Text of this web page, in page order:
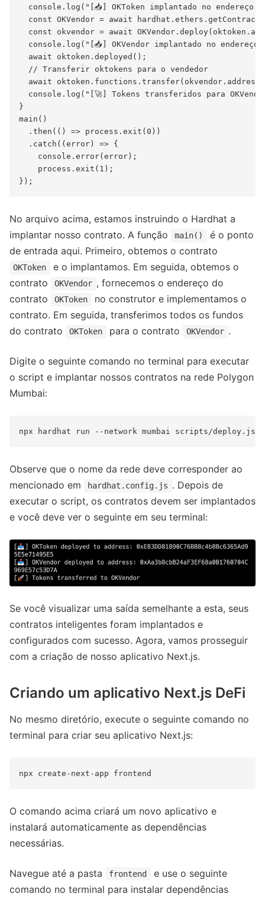
console.log("[📥] OKToken implantado no endereço:
const OKVendor = await
const okvendor = await
console.log("[📥] OKVendor implantado no
  await oktoken.deployed();
  // Transferir oktokens para o vendedor
await
console.log("[🚀] Tokens transferidos para
}
main()
  .then(() => process.exit(0))
  .catch((error) => {
    console.error(error);
    process.exit(1);
No arquivo acima, estamos instruindo o Hardhat a
implantar nosso contrato. A função
main()
é o ponto
de entrada aqui. Primeiro, obtemos o contrato
OKToken
e o implantamos. Em seguida, obtemos o
contrato
OKVendor , fornecemos o endereço do
contrato
OKToken
no construtor e implementamos o
contrato. Em seguida, transferimos todos os fundos
do contrato
OKToken para o contrato OKVendor .
Digite o seguinte comando no terminal para executar
o script e implantar nossos contratos na rede Polygon
Mumbai:
Observe que o nome da rede deve corresponder ao
mencionado em
hardhat.config.js . Depois de
executar o script, os contratos devem ser implantados
e você deve ver o seguinte em seu terminal:
Se você visualizar uma saída semelhante a esta, seus
contratos inteligentes foram implantados e
configurados com sucesso. Agora, vamos prosseguir
com a criação de nosso aplicativo Next.js.
Criando um aplicativo Next.js DeFi
No mesmo diretório, execute o seguinte comando no
terminal para criar seu aplicativo Next.js:
O comando acima criará um novo aplicativo e
instalará automaticamente as dependências
necessárias.
Navegue até a pasta frontend
e use o seguinte
comando no terminal para instalar dependências